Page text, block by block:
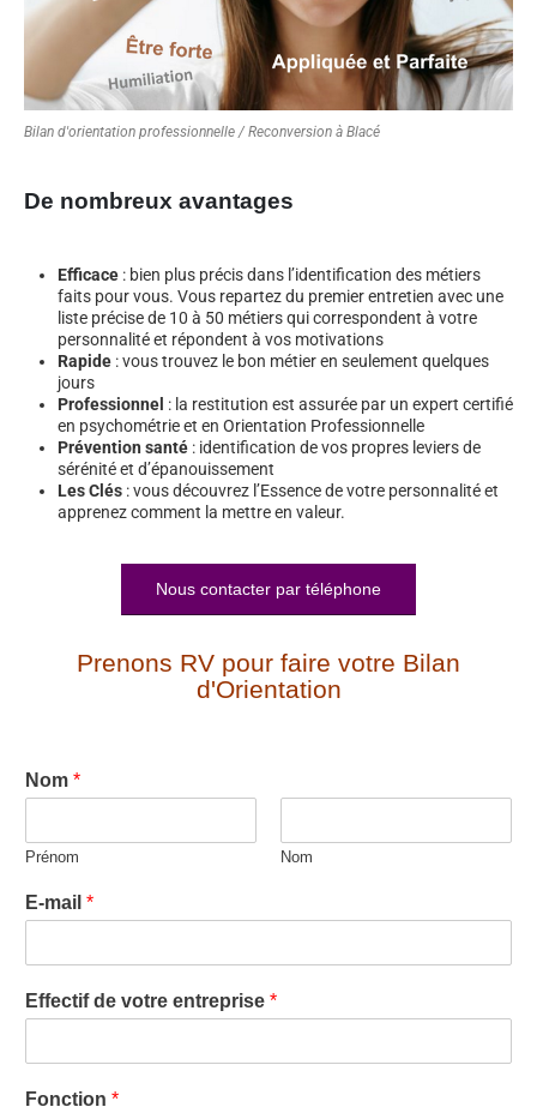
Bilan d'orientation professionnelle / Reconversion à Blacé
De nombreux avantages
Efficace : bien plus précis dans l’identification des métiers
faits pour vous. Vous repartez du premier entretien avec une
liste précise de 10 à 50 métiers qui correspondent à votre
personnalité et répondent à vos motivations
Rapide : vous trouvez le bon métier en seulement quelques
jours
Professionnel : la restitution est assurée par un expert certifié
en psychométrie et en Orientation Professionnelle
Prévention santé : identification de vos propres leviers de
sérénité et d’épanouissement
Les Clés : vous découvrez l’Essence de votre personnalité et
apprenez comment la mettre en valeur.
Nous contacter par téléphone
Prenons RV pour faire votre Bilan
d'Orientation
Nom *
Prénom Nom
E-mail *
Effectif de votre entreprise *
Fonction *